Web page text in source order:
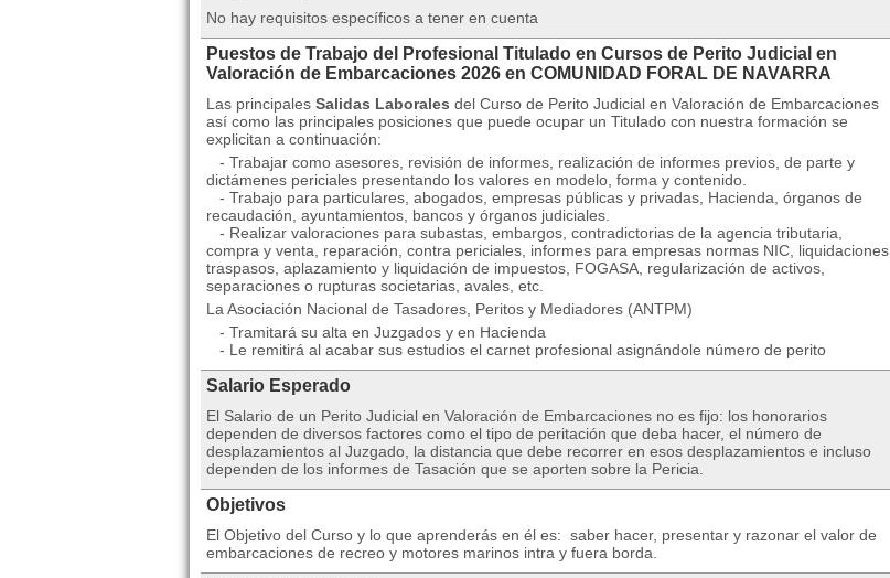
No hay requisitos específicos a tener en cuenta
Puestos de Trabajo del Profesional Titulado en Cursos de Perito Judicial en
Valoración de Embarcaciones 2026 en COMUNIDAD FORAL DE NAVARRA
Las principales Salidas Laborales del Curso de Perito Judicial en Valoración de Embarcaciones
así como las principales posiciones que puede ocupar un Titulado con nuestra formación se
explicitan a continuación:
- Trabajar como asesores, revisión de informes, realización de informes previos, de parte y
dictámenes periciales presentando los valores en modelo, forma y contenido.
- Trabajo para particulares, abogados, empresas públicas y privadas, Hacienda, órganos de
recaudación, ayuntamientos, bancos y órganos judiciales.
- Realizar valoraciones para subastas, embargos, contradictorias de la agencia tributaria,
compra y venta, reparación, contra periciales, informes para empresas normas NIC, liquidaciones,
traspasos, aplazamiento y liquidación de impuestos, FOGASA, regularización de activos,
separaciones o rupturas societarias, avales, etc.
La Asociación Nacional de Tasadores, Peritos y Mediadores (ANTPM)
- Tramitará su alta en Juzgados y en Hacienda
- Le remitirá al acabar sus estudios el carnet profesional asignándole número de perito
Salario Esperado
El Salario de un Perito Judicial en Valoración de Embarcaciones no es fijo: los honorarios
dependen de diversos factores como el tipo de peritación que deba hacer, el número de
desplazamientos al Juzgado, la distancia que debe recorrer en esos desplazamientos e incluso
dependen de los informes de Tasación que se aporten sobre la Pericia.
Objetivos
El Objetivo del Curso y lo que aprenderás en él es: saber hacer, presentar y razonar el valor de
embarcaciones de recreo y motores marinos intra y fuera borda.